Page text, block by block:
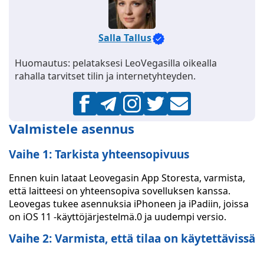
Salla Tallus
Huomautus: pelataksesi LeoVegasilla oikealla
rahalla tarvitset tilin ja internetyhteyden.
Valmistele asennus
Vaihe 1: Tarkista yhteensopivuus
Ennen kuin lataat Leovegasin App Storesta, varmista,
että laitteesi on yhteensopiva sovelluksen kanssa.
Leovegas tukee asennuksia iPhoneen ja iPadiin, joissa
on iOS 11 -käyttöjärjestelmä.0 ja uudempi versio.
Vaihe 2: Varmista, että tilaa on käytettävissä